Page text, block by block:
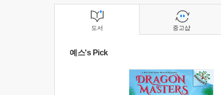
도서
예스's Pick
중고샵